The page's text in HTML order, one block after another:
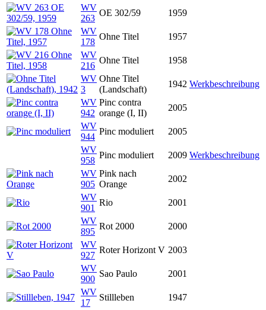
WV
263
OE 302/59
1959
WV
178
Ohne Titel
1957
WV
216
Ohne Titel
1958
WV
3
Ohne Titel
(Landschaft)
1942 Werkbeschreibung
WV
942
Pinc contra
orange (I, II)
2005
WV
944
Pinc moduliert
2005
WV
958
Pinc moduliert 2009 Werkbeschreibung
WV
905
Pink nach
Orange
2002
WV
901
Rio
2001
WV
895
Rot 2000
2000
WV
927
Roter Horizont V 2003
WV
900
Sao Paulo
2001
WV
17
Stillleben
1947